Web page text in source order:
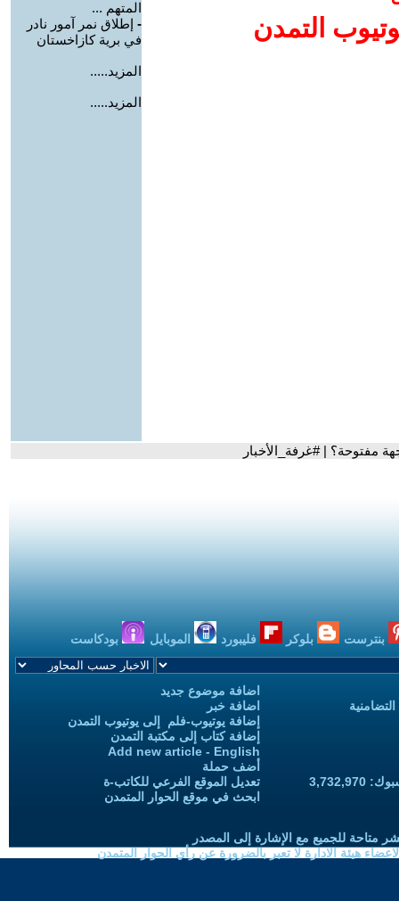
التمدن
المتهم ...
- إطلاق نمر آمور نادر
في برية كازاخستان
المزيد.....
المزيد.....
مفتوحة؟ | #غرفة_الأخبار
بنترست بلوكر فليبورد الموبايل بودكاست
اضافة موضوع جديد
اضافة خبر
إضافة يوتيوب-فلم إلى يوتيوب التمدن
إضافة كتاب إلى مكتبة التمدن
Add new article - English
أضف حملة
تعديل الموقع الفرعي للكاتب-ة
ابحث في موقع الحوار المتمدن
متاحة للجميع مع الإشارة إلى المصدر
هيئة الادارة لا تعبر بالضرورة عن رأي الحوار المتمدن